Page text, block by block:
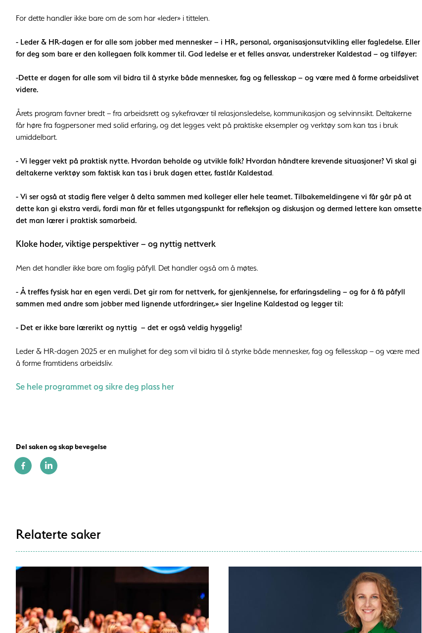
For dette handler ikke bare om de som har «leder» i tittelen.
- Leder & HR-dagen er for alle som jobber med mennesker – i HR, personal, organisasjonsutvikling eller fagledelse. Eller
for deg som bare er den kollegaen folk kommer til. God ledelse er et felles ansvar, understreker Kaldestad – og tilføyer:
-Dette er dagen for alle som vil bidra til å styrke både mennesker, fag og fellesskap – og være med å forme arbeidslivet
videre.
Årets program favner bredt – fra arbeidsrett og sykefravær til relasjonsledelse, kommunikasjon og selvinnsikt. Deltakerne
får høre fra fagpersoner med solid erfaring, og det legges vekt på praktiske eksempler og verktøy som kan tas i bruk
umiddelbart.
- Vi legger vekt på praktisk nytte. Hvordan beholde og utvikle folk? Hvordan håndtere krevende situasjoner? Vi skal gi
deltakerne verktøy som faktisk kan tas i bruk dagen etter, fastlår Kaldestad.
- Vi ser også at stadig flere velger å delta sammen med kolleger eller hele teamet. Tilbakemeldingene vi får går på at
dette kan gi ekstra verdi, fordi man får et felles utgangspunkt for refleksjon og diskusjon og dermed lettere kan omsette
det man lærer i praktisk samarbeid.
Kloke hoder, viktige perspektiver – og nyttig nettverk
Men det handler ikke bare om faglig påfyll. Det handler også om å møtes.
- Å treffes fysisk har en egen verdi. Det gir rom for nettverk, for gjenkjennelse, for erfaringsdeling – og for å få påfyll
sammen med andre som jobber med lignende utfordringer,» sier Ingeline Kaldestad og legger til:
- Det er ikke bare lærerikt og nyttig – det er også veldig hyggelig!
Leder & HR-dagen 2025 er en mulighet for deg som vil bidra til å styrke både mennesker, fag og fellesskap – og være med
å forme framtidens arbeidsliv.
Se hele programmet og sikre deg plass her
Del saken og skap bevegelse
Relaterte saker